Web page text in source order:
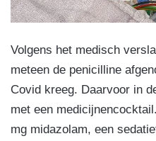
Volgens het medisch
meteen de penicilline
Covid kreeg. Daarvoor in
met een
mg midazolam, een